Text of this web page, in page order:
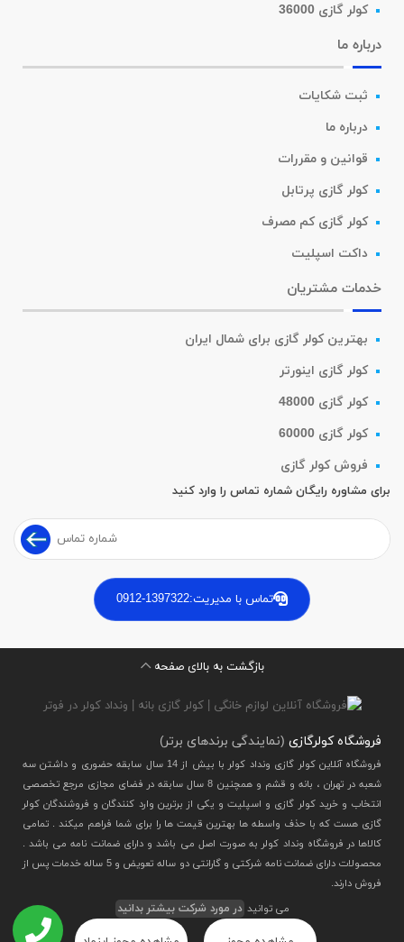
کولر گازی 36000
درباره ما
ثبت شکایات
درباره ما
قوانین و مقررات
کولر گازی پرتابل
کولر گازی کم مصرف
داکت اسپلیت
خدمات مشتریان
بهترین کولر گازی برای شمال ایران
کولر گازی اینورتر
کولر گازی 48000
کولر گازی 60000
فروش کولر گازی
برای مشاوره رایگان شماره تماس را وارد کنید
تماس با مدیریت:0912-1397322
بازگشت به بالای صفحه
فروشگاه کولرگازی(نمایندگی برندهای برتر)
فروشگاه آنلاین کولر گازی ونداد کولر با بیش از 14 سال سابقه حضوری و داشتن سه
شعبه در تهران ، بانه و قشم و همچنین 8 سال سابقه در فضای مجازی مرجع تخصصی
انتخاب و خرید کولر گازی و اسپلیت و یکی از برترین وارد کنندگان و فروشندگان کولر
گازی هست که با حذف واسطه ها بهترین قیمت ها را برای شما فراهم میکند . تمامی
کالاها در فروشگاه ونداد کولر به صورت اصل می باشد و دارای ضمانت نامه می باشد .
محصولات دارای ضمانت نامه شرکتی و گارانتی دو ساله تعویض و 5 ساله خدمات پس از
فروش دارند.
می توانید در مورد شرکت بیشتر بدانید